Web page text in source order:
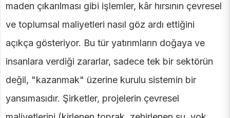
maden çıkarılması gibi işlemler, kâr hırsının çevresel
ve toplumsal maliyetleri nasıl göz ardı ettiğini
açıkça gösteriyor. Bu tür yatırımların doğaya ve
insanlara verdiği zararlar, sadece tek bir sektörün
değil, "kazanmak" üzerine kurulu sistemin bir
yansımasıdır. Şirketler, projelerin çevresel